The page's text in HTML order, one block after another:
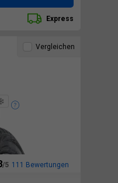
Express
111 Bewertungen
Vergleichen